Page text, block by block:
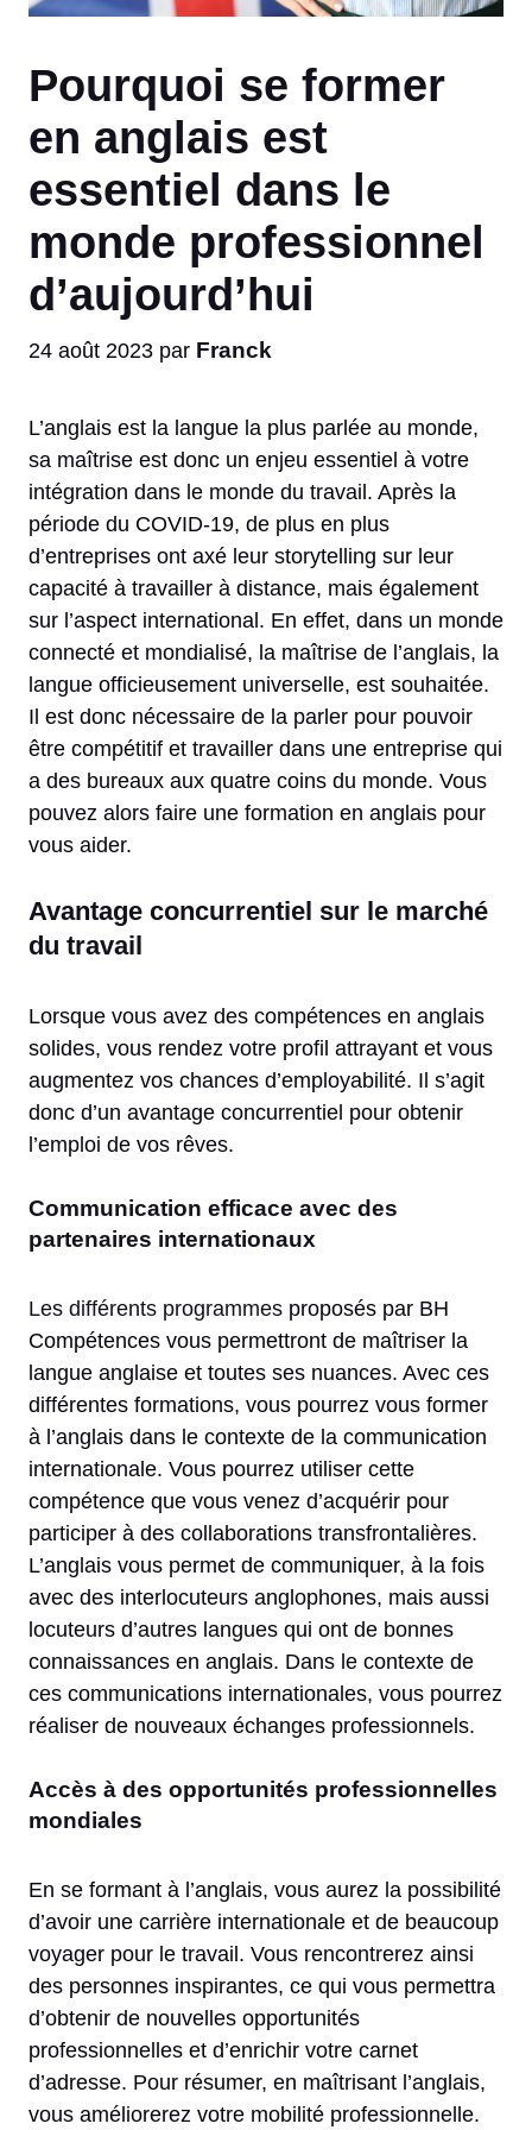
Pourquoi se former
en anglais est
essentiel dans le
monde professionnel
d’aujourd’hui
24 août 2023 par Franck
L’anglais est la langue la plus parlée au monde,
sa maîtrise est donc un enjeu essentiel à votre
intégration dans le monde du travail. Après la
période du COVID-19, de plus en plus
d’entreprises ont axé leur storytelling sur leur
capacité à travailler à distance, mais également
sur l’aspect international. En effet, dans un monde
connecté et mondialisé, la maîtrise de l’anglais, la
langue officieusement universelle, est souhaitée.
Il est donc nécessaire de la parler pour pouvoir
être compétitif et travailler dans une entreprise qui
a des bureaux aux quatre coins du monde. Vous
pouvez alors faire une formation en anglais pour
vous aider.
Avantage concurrentiel sur le marché
du travail
Lorsque vous avez des compétences en anglais
solides, vous rendez votre profil attrayant et vous
augmentez vos chances d’employabilité. Il s’agit
donc d’un avantage concurrentiel pour obtenir
l’emploi de vos rêves.
Communication efficace avec des
partenaires internationaux
Les différents programmes proposés par BH
Compétences vous permettront de maîtriser la
langue anglaise et toutes ses nuances. Avec ces
différentes formations, vous pourrez vous former
à l’anglais dans le contexte de la communication
internationale. Vous pourrez utiliser cette
compétence que vous venez d’acquérir pour
participer à des collaborations transfrontalières.
L’anglais vous permet de communiquer, à la fois
avec des interlocuteurs anglophones, mais aussi
locuteurs d’autres langues qui ont de bonnes
connaissances en anglais. Dans le contexte de
ces communications internationales, vous pourrez
réaliser de nouveaux échanges professionnels.
Accès à des opportunités professionnelles
mondiales
En se formant à l’anglais, vous aurez la possibilité
d’avoir une carrière internationale et de beaucoup
voyager pour le travail. Vous rencontrerez ainsi
des personnes inspirantes, ce qui vous permettra
d’obtenir de nouvelles opportunités
professionnelles et d’enrichir votre carnet
d’adresse. Pour résumer, en maîtrisant l’anglais,
vous améliorerez votre mobilité professionnelle.